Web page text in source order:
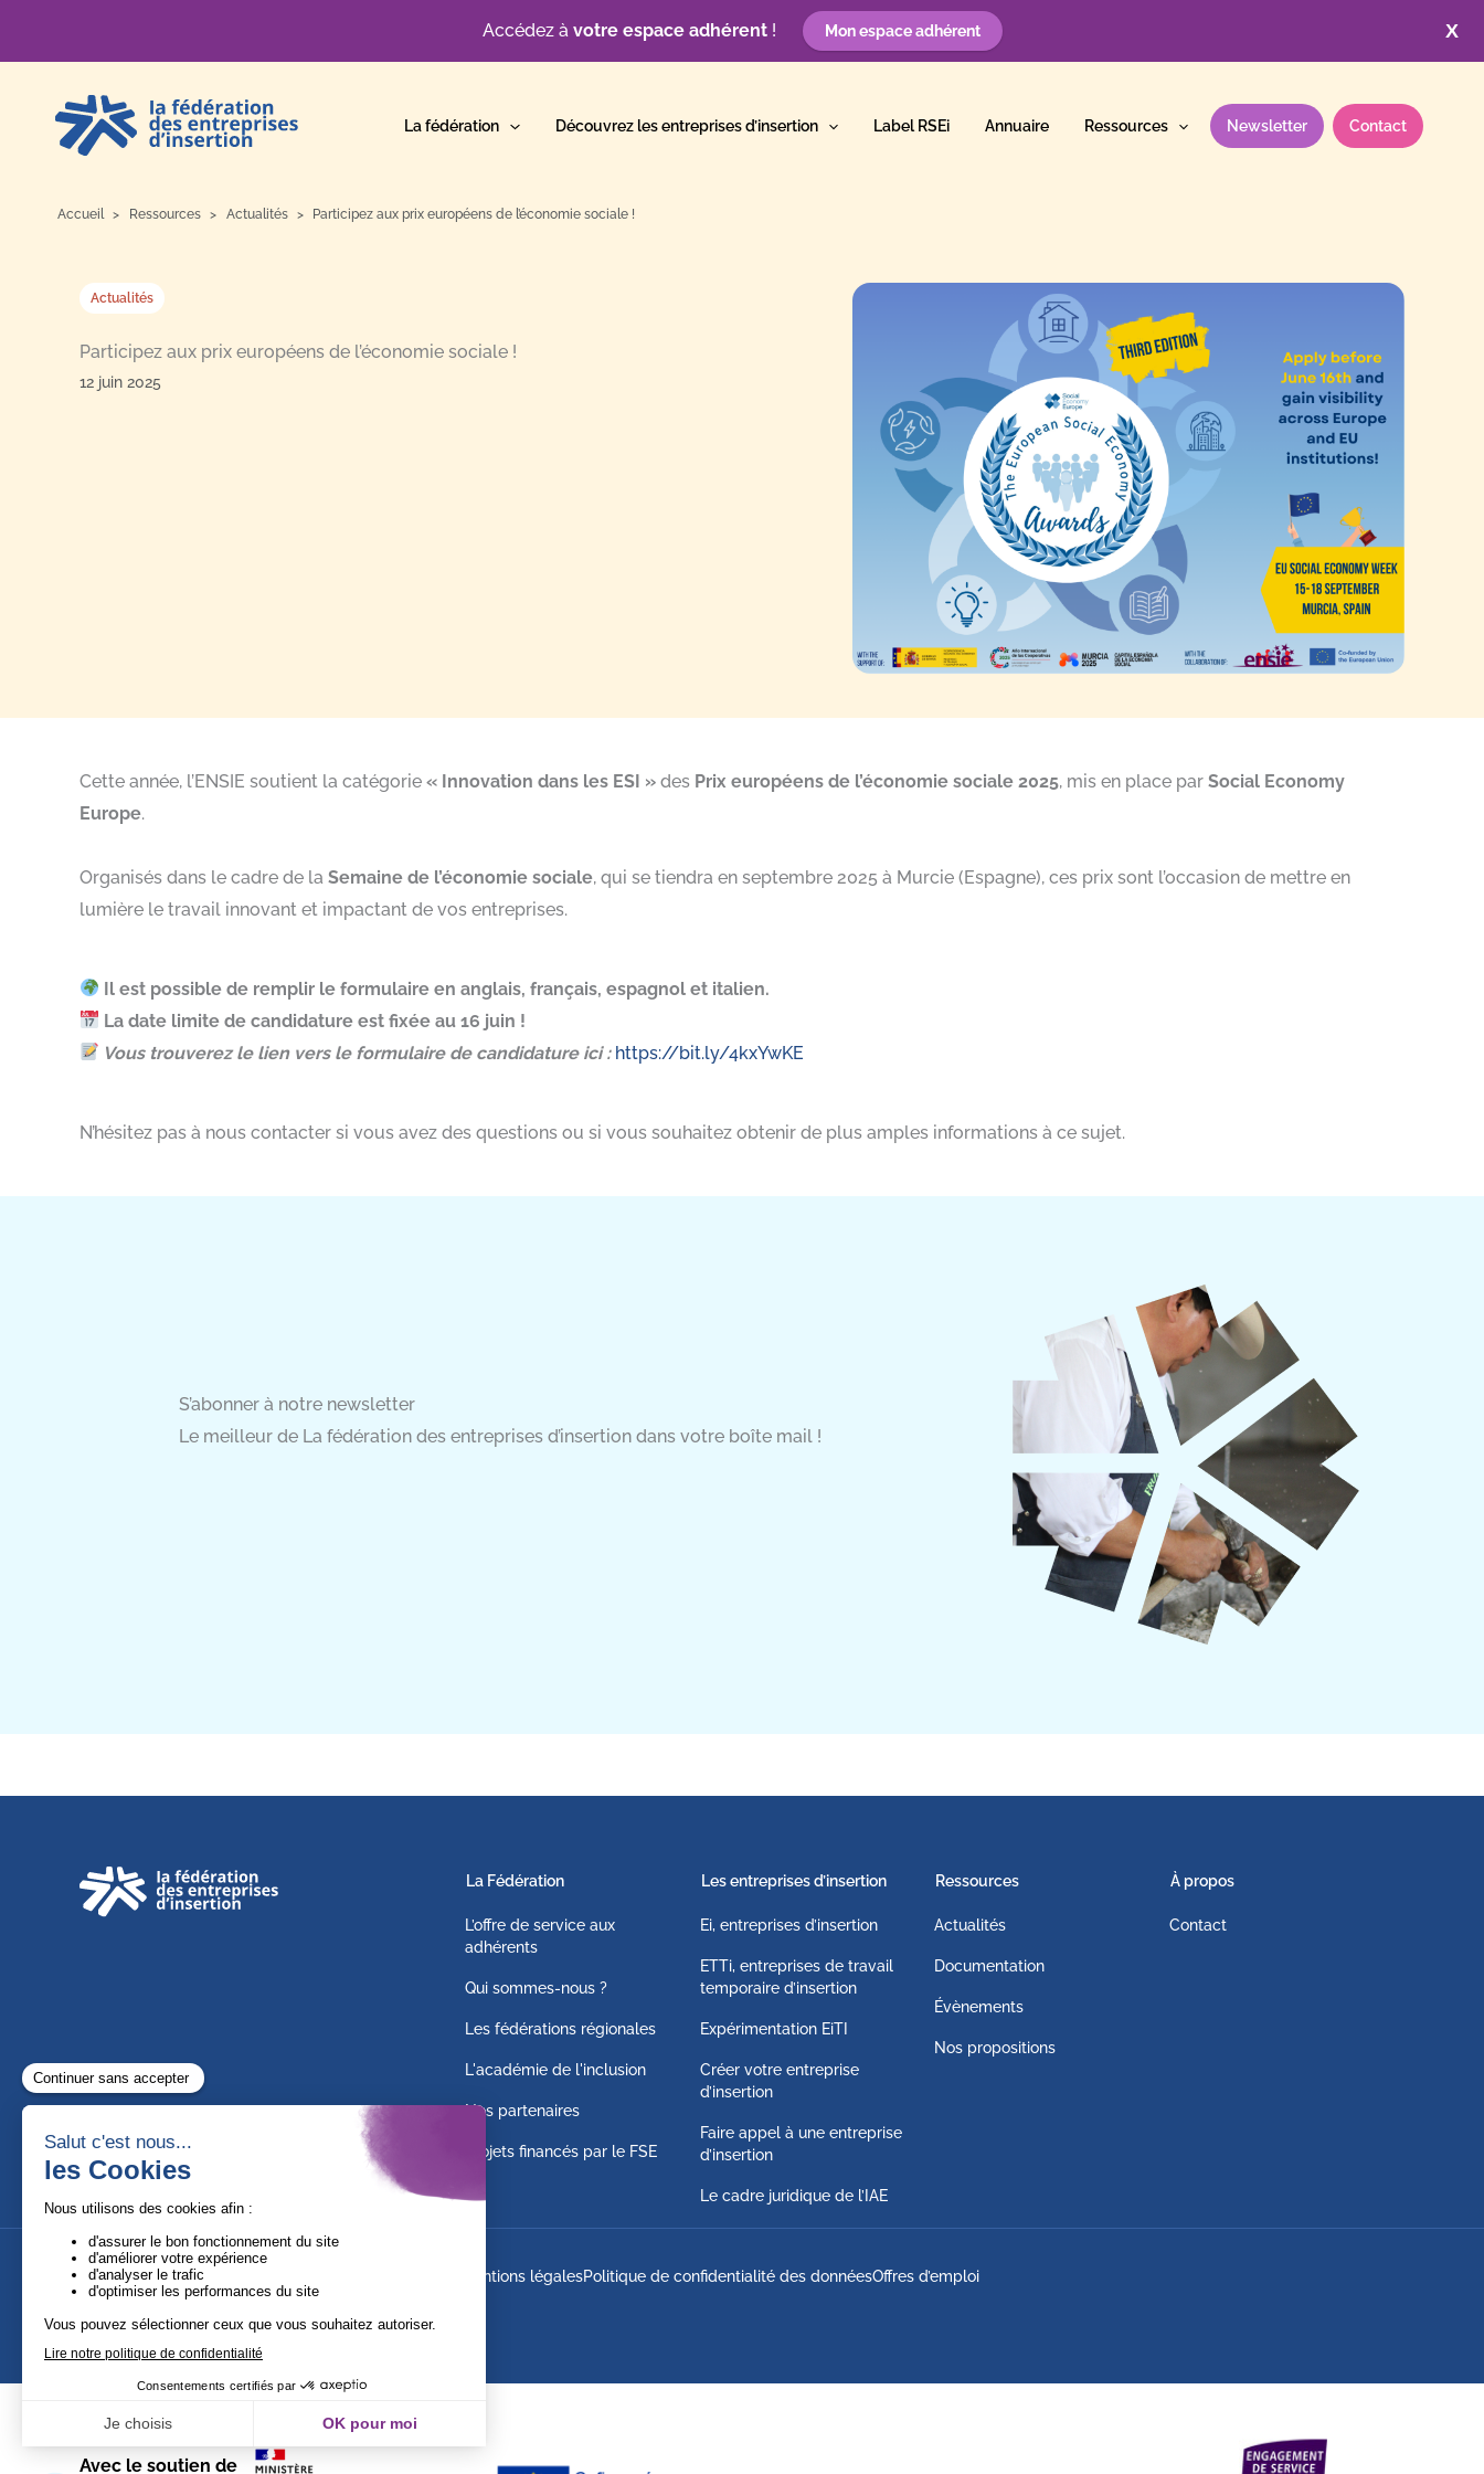
X
Accédez à votre espace adhérent! Mon espace adhérent
contenu
La fédération Découvrez les entreprises d’insertion Label RSEi Annuaire Ressources Newsletter Contact
Accueil Ressources Actualités Participez aux prix européens de l’économie sociale !
Actualités
Participez aux prix européens de l’économie sociale !
12 juin 2025
Cette année, l’ENSIE soutient la catégorie « Innovation dans les ESI » des Prix européens de l’économie sociale 2025, mis en place par Social Economy
Europe.
Organisés dans le cadre de la Semaine de l’économie sociale, qui se tiendra en septembre 2025 à Murcie (Espagne), ces prix sont l’occasion de mettre en
lumière le travail innovant et impactant de vos entreprises.
Il est possible de remplir le formulaire en anglais, français, espagnol et italien.
La date limite de candidature est fixée au 16 juin !
Vous trouverez le lien vers le formulaire de candidature ici : https://bit.ly/4kxYwKE
N’hésitez pas à nous contacter si vous avez des questions ou si vous souhaitez obtenir de plus amples informations à ce sujet.
S’abonner à notre newsletter
Le meilleur de La fédération des entreprises d’insertion dans votre boîte mail !
La Fédération
L’offre de service aux
adhérents
Qui sommes-nous ?
Les fédérations régionales
L'académie de l'inclusion
Nos partenaires
Projets financés par le FSE
Les entreprises d’insertion
Ei, entreprises d’insertion
ETTi, entreprises de travail
temporaire d’insertion
Expérimentation EiTI
Créer votre entreprise
d’insertion
Faire appel à une entreprise
d’insertion
Le cadre juridique de l’IAE
Ressources
Actualités
Documentation
Évènements
Nos propositions
À propos
Contact
Suivez-nous ! Mentions légalesPolitique de confidentialité des donnéesOffres d’emploi
Avec le soutien de